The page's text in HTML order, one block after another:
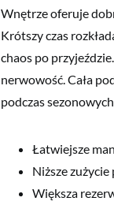
Wnętrze oferuje
Krótszy czas
chaos po
nerwowość. Cała
podczas
Łatwiejsze
Niższe
Większa